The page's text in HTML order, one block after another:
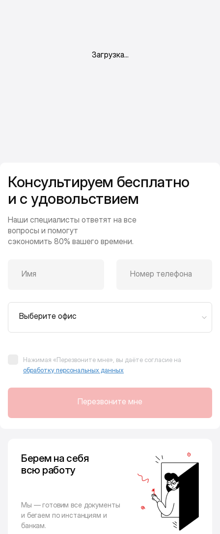
Консультируем бесплатно
и с удовольствием
Наши специалисты ответят на все
вопросы и помогут
сэкономить 80% вашего времени.
Имя Номер телефона
Выберите офис
Нажимая «Перезвоните мне», вы даёте согласие на
обработку персональных данных
Перезвоните мне
Берем на себя
всю работу
Мы — готовим все документы
и бегаем по инстанциям и
банкам.